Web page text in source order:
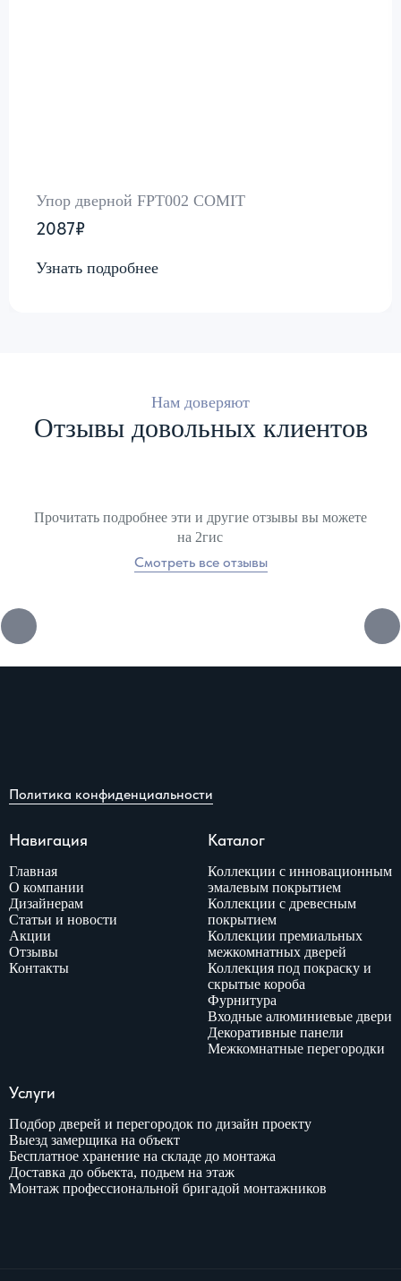
Упор дверной FPT002 COMIT
2087₽
Узнать подробнее
Нам доверяют
Отзывы довольных клиентов
Прочитать подробнее эти и другие отзывы вы можете
на 2гис
Смотреть все отзывы
Политика конфиденциальности
Навигация
Главная
О компании
Дизайнерам
Статьи и новости
Акции
Отзывы
Контакты
Каталог
Коллекции с инновационным
эмалевым покрытием
Коллекции с древесным
покрытием
Коллекции премиальных
межкомнатных дверей
Коллекция под покраску и
скрытые короба
Фурнитура
Входные алюминиевые двери
Декоративные панели
Межкомнатные перегородки
Услуги
Подбор дверей и перегородок по дизайн проекту
Выезд замерщика на объект
Бесплатное хранение на складе до монтажа
Доставка до обьекта, подьем на этаж
Монтаж профессиональной бригадой монтажников